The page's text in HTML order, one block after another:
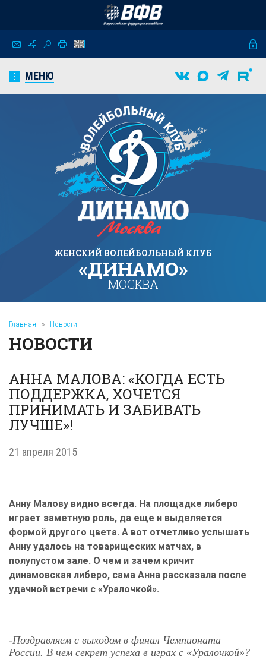
МЕНЮ
ЖЕНСКИЙ ВОЛЕЙБОЛЬНЫЙ КЛУБ
«ДИНАМО»
МОСКВА
Главная » Новости
НОВОСТИ
АННА МАЛОВА: «КОГДА ЕСТЬ
ПОДДЕРЖКА, ХОЧЕТСЯ
ПРИНИМАТЬ И ЗАБИВАТЬ
ЛУЧШЕ»!
21 апреля 2015
Анну Малову видно всегда. На площадке либеро
играет заметную роль, да еще и выделяется
формой другого цвета. А вот отчетливо услышать
Анну удалось на товарищеских матчах, в
полупустом зале. О чем и зачем кричит
динамовская либеро, сама Анна рассказала после
удачной встречи с «Уралочкой».
-Поздравляем с выходом в финал Чемпионата
России. В чем секрет успеха в играх с «Уралочкой»?